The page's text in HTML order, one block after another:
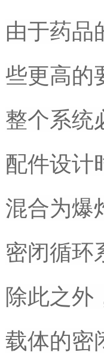
由于药品
些更高的
整个系统
配件设计
混合为爆
密闭循环
除此之外
载体的密